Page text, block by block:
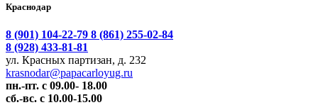
Краснодар
8 (901) 104-22-79 8 (861) 255-02-84
8 (928) 433-81-81
ул. Красных партизан, д. 232
krasnodar@papacarloyug.ru
пн.-пт. с 09.00- 18.00
сб.-вс. с 10.00-15.00